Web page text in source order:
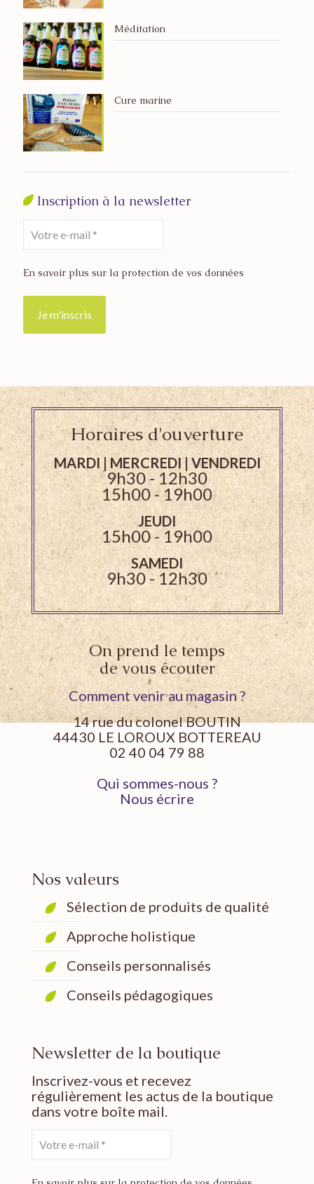
Méditation
Cure marine
Inscription à la newsletter
En savoir plus sur la protection de vos données
Horaires d'ouverture
MARDI | MERCREDI | VENDREDI
9h30 - 12h30
15h00 - 19h00
JEUDI
15h00 - 19h00
SAMEDI
9h30 - 12h30
On prend le temps
de vous écouter
Comment venir au magasin ?
14 rue du colonel BOUTIN
44430 LE LOROUX BOTTEREAU
02 40 04 79 88
Qui sommes-nous ?
Nous écrire
Nos valeurs
Sélection de produits de qualité
Approche holistique
Conseils personnalisés
Conseils pédagogiques
Newsletter de la boutique
Inscrivez-vous et recevez
régulièrement les actus de la boutique
dans votre boîte mail.